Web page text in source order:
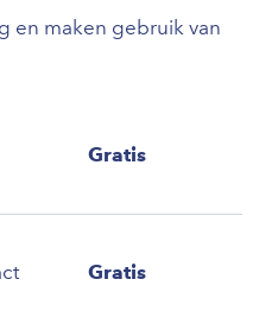
en maken gebruik van
Gratis
Gratis